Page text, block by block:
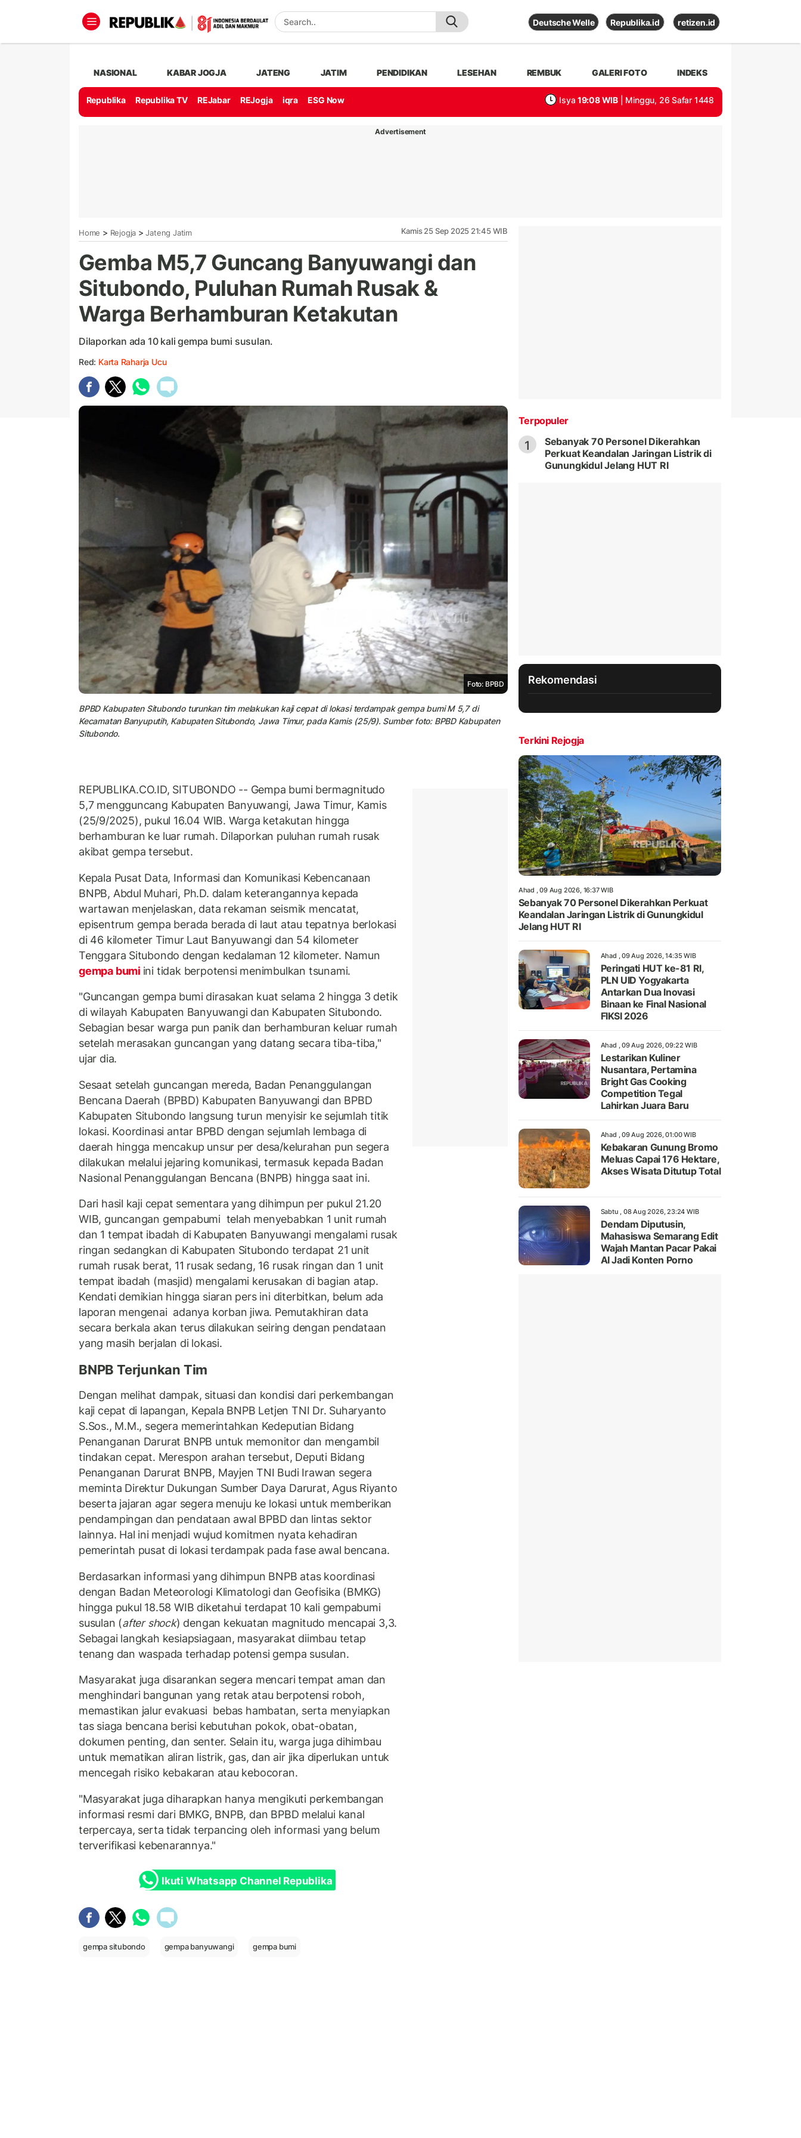
Deutsche Welle Republika.id retizen.id
NASIONAL KABAR JOGJA JATENG JATIM PENDIDIKAN LESEHAN REMBUK GALERI FOTO INDEKS
Republika Republika TV REJabar REJogja iqra ESG Now Isya 19:08 WIB | Minggu, 26 Safar 1448
Advertisement
Home > Rejogja > Jateng Jatim Kamis 25 Sep 2025 21:45 WIB
Gemba M5,7 Guncang Banyuwangi dan
Situbondo, Puluhan Rumah Rusak &
Warga Berhamburan Ketakutan
Dilaporkan ada 10 kali gempa bumi susulan.
Red: Karta Raharja Ucu
Foto: BPBD
BPBD Kabupaten Situbondo turunkan tim melakukan kaji cepat di lokasi terdampak gempa bumi M 5,7 di
Kecamatan Banyuputih, Kabupaten Situbondo, Jawa Timur, pada Kamis (25/9). Sumber foto: BPBD Kabupaten
Situbondo.
REPUBLIKA.CO.ID, SITUBONDO -- Gempa bumi bermagnitudo
5,7 mengguncang Kabupaten Banyuwangi, Jawa Timur, Kamis
(25/9/2025), pukul 16.04 WIB. Warga ketakutan hingga
berhamburan ke luar rumah. Dilaporkan puluhan rumah rusak
akibat gempa tersebut.
Kepala Pusat Data, Informasi dan Komunikasi Kebencanaan
BNPB, Abdul Muhari, Ph.D. dalam keterangannya kepada
wartawan menjelaskan, data rekaman seismik mencatat,
episentrum gempa berada berada di laut atau tepatnya berlokasi
di 46 kilometer Timur Laut Banyuwangi dan 54 kilometer
Tenggara Situbondo dengan kedalaman 12 kilometer. Namun
gempa bumi ini tidak berpotensi menimbulkan tsunami.
"Guncangan gempa bumi dirasakan kuat selama 2 hingga 3 detik
di wilayah Kabupaten Banyuwangi dan Kabupaten Situbondo.
Sebagian besar warga pun panik dan berhamburan keluar rumah
setelah merasakan guncangan yang datang secara tiba-tiba,"
ujar dia.
Sesaat setelah guncangan mereda, Badan Penanggulangan
Bencana Daerah (BPBD) Kabupaten Banyuwangi dan BPBD
Kabupaten Situbondo langsung turun menyisir ke sejumlah titik
lokasi. Koordinasi antar BPBD dengan sejumlah lembaga di
daerah hingga mencakup unsur per desa/kelurahan pun segera
dilakukan melalui jejaring komunikasi, termasuk kepada Badan
Nasional Penanggulangan Bencana (BNPB) hingga saat ini.
Dari hasil kaji cepat sementara yang dihimpun per pukul 21.20
WIB, guncangan gempabumi telah menyebabkan 1 unit rumah
dan 1 tempat ibadah di Kabupaten Banyuwangi mengalami rusak
ringan sedangkan di Kabupaten Situbondo terdapat 21 unit
rumah rusak berat, 11 rusak sedang, 16 rusak ringan dan 1 unit
tempat ibadah (masjid) mengalami kerusakan di bagian atap.
Kendati demikian hingga siaran pers ini diterbitkan, belum ada
laporan mengenai adanya korban jiwa. Pemutakhiran data
secara berkala akan terus dilakukan seiring dengan pendataan
yang masih berjalan di lokasi.
BNPB Terjunkan Tim
Dengan melihat dampak, situasi dan kondisi dari perkembangan
kaji cepat di lapangan, Kepala BNPB Letjen TNI Dr. Suharyanto
S.Sos., M.M., segera memerintahkan Kedeputian Bidang
Penanganan Darurat BNPB untuk memonitor dan mengambil
tindakan cepat. Merespon arahan tersebut, Deputi Bidang
Penanganan Darurat BNPB, Mayjen TNI Budi Irawan segera
meminta Direktur Dukungan Sumber Daya Darurat, Agus Riyanto
beserta jajaran agar segera menuju ke lokasi untuk memberikan
pendampingan dan pendataan awal BPBD dan lintas sektor
lainnya. Hal ini menjadi wujud komitmen nyata kehadiran
pemerintah pusat di lokasi terdampak pada fase awal bencana.
Berdasarkan informasi yang dihimpun BNPB atas koordinasi
dengan Badan Meteorologi Klimatologi dan Geofisika (BMKG)
hingga pukul 18.58 WIB diketahui terdapat 10 kali gempabumi
susulan (after shock) dengan kekuatan magnitudo mencapai 3,3.
Sebagai langkah kesiapsiagaan, masyarakat diimbau tetap
tenang dan waspada terhadap potensi gempa susulan.
Masyarakat juga disarankan segera mencari tempat aman dan
menghindari bangunan yang retak atau berpotensi roboh,
memastikan jalur evakuasi bebas hambatan, serta menyiapkan
tas siaga bencana berisi kebutuhan pokok, obat-obatan,
dokumen penting, dan senter. Selain itu, warga juga dihimbau
untuk mematikan aliran listrik, gas, dan air jika diperlukan untuk
mencegah risiko kebakaran atau kebocoran.
"Masyarakat juga diharapkan hanya mengikuti perkembangan
informasi resmi dari BMKG, BNPB, dan BPBD melalui kanal
terpercaya, serta tidak terpancing oleh informasi yang belum
terverifikasi kebenarannya."
Ikuti Whatsapp Channel Republika
gempa situbondo gempa banyuwangi gempa bumi
Terpopuler
1
Sebanyak 70 Personel Dikerahkan
Perkuat Keandalan Jaringan Listrik di
Gunungkidul Jelang HUT RI
Rekomendasi
Terkini Rejogja
Ahad , 09 Aug 2026, 16:37 WIB
Sebanyak 70 Personel Dikerahkan Perkuat
Keandalan Jaringan Listrik di Gunungkidul
Jelang HUT RI
Ahad , 09 Aug 2026, 14:35 WIB
Peringati HUT ke-81 RI,
PLN UID Yogyakarta
Antarkan Dua Inovasi
Binaan ke Final Nasional
FIKSI 2026
Ahad , 09 Aug 2026, 09:22 WIB
Lestarikan Kuliner
Nusantara, Pertamina
Bright Gas Cooking
Competition Tegal
Lahirkan Juara Baru
Ahad , 09 Aug 2026, 01:00 WIB
Kebakaran Gunung Bromo
Meluas Capai 176 Hektare,
Akses Wisata Ditutup Total
Sabtu , 08 Aug 2026, 23:24 WIB
Dendam Diputusin,
Mahasiswa Semarang Edit
Wajah Mantan Pacar Pakai
AI Jadi Konten Porno